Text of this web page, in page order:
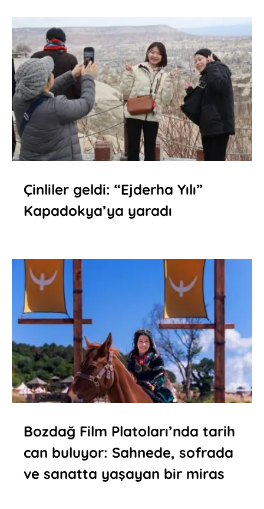
Çinliler geldi: “Ejderha Yılı”
Kapadokya’ya yaradı
Bozdağ Film Platoları’nda tarih
can buluyor: Sahnede, sofrada
ve sanatta yaşayan bir miras